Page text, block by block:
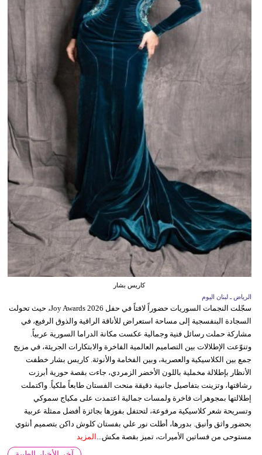
كاريس بشار
الرياض ـ لبنان اليوم
سجّلت النجمات السوريات حضوراً لافتاً في حفل Joy Awards 2026، حيث تحولت
السجادة البنفسجية إلى مساحة استعراض للأناقة الراقية والذوق الرفيع، في
مشاركة حملت رسائل فنية وجمالية عكست مكانة الدراما السورية عربياً.
وتنوّعت الإطلالات بين التصاميم العالمية الفاخرة والابتكارات الجريئة، في مزيج
جمع بين الكلاسيكية والعصرية، وبين الفخامة والأنوثة. كاريس بشار خطفت
الأنظار بإطلالة مخملية باللون الأخضر الزمردي، جاءت بقصة حورية أبرزت
رشاقتها، وتزينت بتفاصيل جانبية دقيقة منحت الفستان طابعاً ملكياً. واكتملت
إطلالتها بمجوهرات فاخرة ولمسات جمالية اعتمدت على مكياج سموكي
وتسريحة شعر كلاسيكية مرفوعة، لتحتفل بفوزها بجائزة أفضل ممثلة عربية
بحضور واثق وأنيق. بدورها، أطلت نور علي بفستان كلوش داكن بتصميم أنثوي
مستوحى من فساتين الأميرات، تميز بقصة مكش...
المزيد